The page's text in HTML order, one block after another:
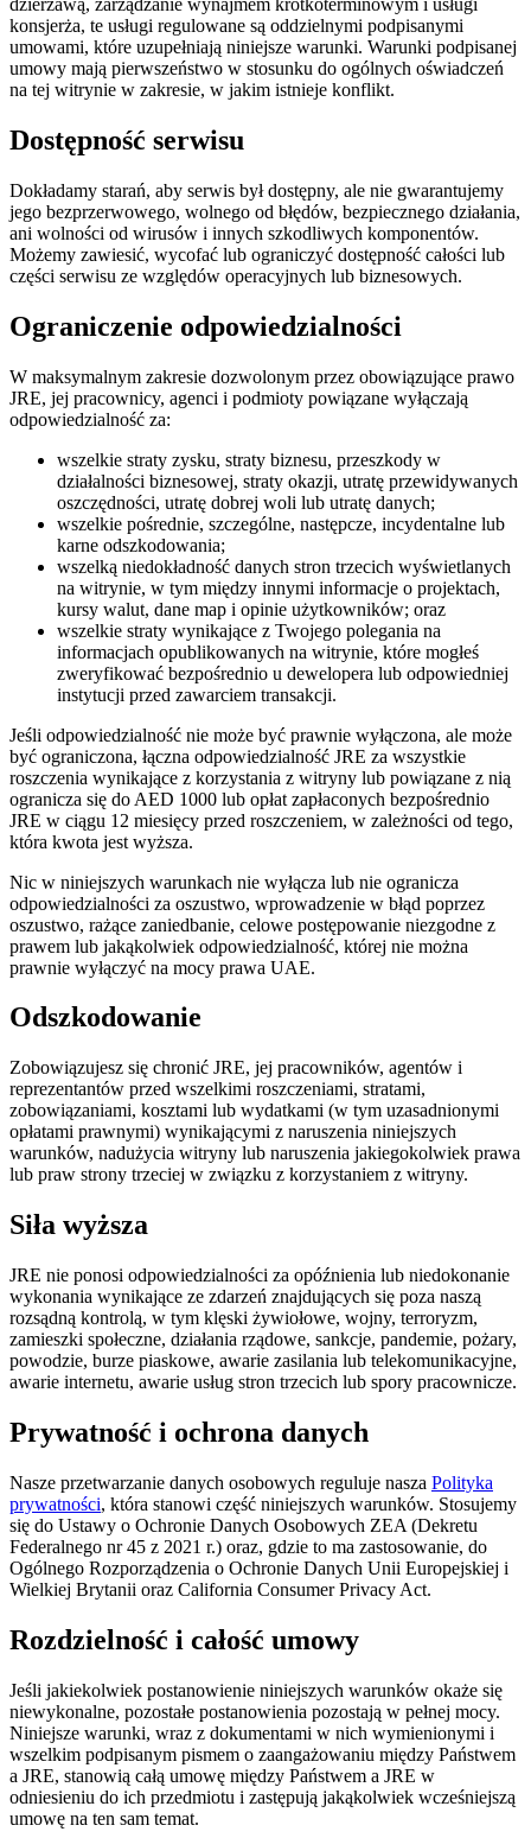
konsjerża, te usługi regulowane są oddzielnymi podpisanymi
umowami, które uzupełniają niniejsze warunki. Warunki podpisanej
umowy mają pierwszeństwo w stosunku do ogólnych oświadczeń
na tej witrynie w zakresie, w jakim istnieje konflikt.
Dostępność serwisu
Dokładamy starań, aby serwis był dostępny, ale nie gwarantujemy
jego bezprzerwowego, wolnego od błędów, bezpiecznego działania,
ani wolności od wirusów i innych szkodliwych komponentów.
Możemy zawiesić, wycofać lub ograniczyć dostępność całości lub
części serwisu ze względów operacyjnych lub biznesowych.
Ograniczenie odpowiedzialności
W maksymalnym zakresie dozwolonym przez obowiązujące prawo
JRE, jej pracownicy, agenci i podmioty powiązane wyłączają
odpowiedzialność za:
wszelkie straty zysku, straty biznesu, przeszkody w
działalności biznesowej, straty okazji, utratę przewidywanych
oszczędności, utratę dobrej woli lub utratę danych;
wszelkie pośrednie, szczególne, następcze, incydentalne lub
karne odszkodowania;
wszelką niedokładność danych stron trzecich wyświetlanych
na witrynie, w tym między innymi informacje o projektach,
kursy walut, dane map i opinie użytkowników; oraz
wszelkie straty wynikające z Twojego polegania na
informacjach opublikowanych na witrynie, które mogłeś
zweryfikować bezpośrednio u dewelopera lub odpowiedniej
instytucji przed zawarciem transakcji.
Jeśli odpowiedzialność nie może być prawnie wyłączona, ale może
być ograniczona, łączna odpowiedzialność JRE za wszystkie
roszczenia wynikające z korzystania z witryny lub powiązane z nią
ogranicza się do AED 1000 lub opłat zapłaconych bezpośrednio
JRE w ciągu 12 miesięcy przed roszczeniem, w zależności od tego,
która kwota jest wyższa.
Nic w niniejszych warunkach nie wyłącza lub nie ogranicza
odpowiedzialności za oszustwo, wprowadzenie w błąd poprzez
oszustwo, rażące zaniedbanie, celowe postępowanie niezgodne z
prawem lub jakąkolwiek odpowiedzialność, której nie można
prawnie wyłączyć na mocy prawa UAE.
Odszkodowanie
Zobowiązujesz się chronić JRE, jej pracowników, agentów i
reprezentantów przed wszelkimi roszczeniami, stratami,
zobowiązaniami, kosztami lub wydatkami (w tym uzasadnionymi
opłatami prawnymi) wynikającymi z naruszenia niniejszych
warunków, nadużycia witryny lub naruszenia jakiegokolwiek prawa
lub praw strony trzeciej w związku z korzystaniem z witryny.
Siła wyższa
JRE nie ponosi odpowiedzialności za opóźnienia lub niedokonanie
wykonania wynikające ze zdarzeń znajdujących się poza naszą
rozsądną kontrolą, w tym klęski żywiołowe, wojny, terroryzm,
zamieszki społeczne, działania rządowe, sankcje, pandemie, pożary,
powodzie, burze piaskowe, awarie zasilania lub telekomunikacyjne,
awarie internetu, awarie usług stron trzecich lub spory pracownicze.
Prywatność i ochrona danych
Nasze przetwarzanie danych osobowych reguluje nasza Polityka
prywatności, która stanowi część niniejszych warunków. Stosujemy
się do Ustawy o Ochronie Danych Osobowych ZEA (Dekretu
Federalnego nr 45 z 2021 r.) oraz, gdzie to ma zastosowanie, do
Ogólnego Rozporządzenia o Ochronie Danych Unii Europejskiej i
Wielkiej Brytanii oraz California Consumer Privacy Act.
Rozdzielność i całość umowy
Jeśli jakiekolwiek postanowienie niniejszych warunków okaże się
niewykonalne, pozostałe postanowienia pozostają w pełnej mocy.
Niniejsze warunki, wraz z dokumentami w nich wymienionymi i
wszelkim podpisanym pismem o zaangażowaniu między Państwem
a JRE, stanowią całą umowę między Państwem a JRE w
odniesieniu do ich przedmiotu i zastępują jakąkolwiek wcześniejszą
umowę na ten sam temat.